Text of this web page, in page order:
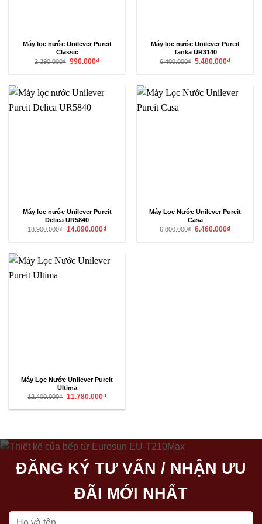
Máy lọc nước Unilever Pureit
Classic
2.390.000₫ Giá
là:
990.000₫Giá
tại
Máy lọc nước Unilever Pureit
Tanka UR3140
6.400.000₫ Giá
là:
5.480.000₫Giá
tại
Máy lọc nước Unilever Pureit
Delica UR5840
18.900.000₫ Giá
là:
14.090.000₫Giá
tại
Máy Lọc Nước Unilever Pureit
Casa
6.800.000₫ Giá
là:
6.460.000₫Giá
tại
Máy Lọc Nước Unilever Pureit
Ultima
12.400.000₫ Giá
là:
11.780.000₫Giá
tại
ĐĂNG KÝ TƯ VẤN / NHẬN ƯU
ĐÃI MỚI NHẤT